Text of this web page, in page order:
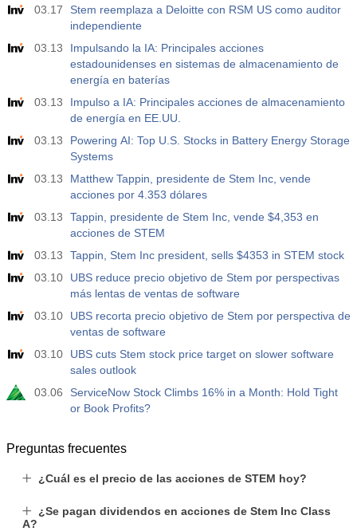
03.17
Stem reemplaza a Deloitte con RSM US como auditor
independiente
03.13
Impulsando la IA: Principales acciones
estadounidenses en sistemas de almacenamiento de
energía en baterías
03.13
Impulso a IA: Principales acciones de almacenamiento
de energía en EE.UU.
03.13
Powering AI: Top U.S. Stocks in Battery Energy Storage
Systems
03.13
Matthew Tappin, presidente de Stem Inc, vende
acciones por 4.353 dólares
03.13
Tappin, presidente de Stem Inc, vende $4,353 en
acciones de STEM
03.13
Tappin, Stem Inc president, sells $4353 in STEM stock
03.10
UBS reduce precio objetivo de Stem por perspectivas
más lentas de ventas de software
03.10
UBS recorta precio objetivo de Stem por perspectiva de
ventas de software
03.10
UBS cuts Stem stock price target on slower software
sales outlook
03.06
ServiceNow Stock Climbs 16% in a Month: Hold Tight
or Book Profits?
Preguntas frecuentes
¿Cuál es el precio de las acciones de STEM hoy?
¿Se pagan dividendos en acciones de Stem Inc Class
A?